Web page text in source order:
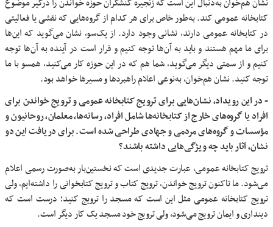
کتابخانه عمومی کند. به‌طور خاص برای هر کدام از گروه‌هایی که نقشی یا فعالیتی
در کتابخانه عمومی دارند، نشانی وجود دارد. از یک‌سو، نشان می‌گوید که این‌ها
برای ما مهم هستند و باید به آن‌ها توجه کنیم و قرار است در آینده به آن‌ها توجه
کنیم و از سمتی دیگر می‌گوید، شما هم که در این حوزه کار می‌کنید، همسو با ما
توجه کنید. نشان هم‌خوان، به‌نوعی اعلام راهبردها و مسیرها خواهد بود.
- در این رویداد، نشان‌هایی برای ترویج کتابخانه عمومی و ترویج خواندن برای
افراد یا گروه‌های خارج از کتابخانه‌ها شامل افراد، رسانه‌ها، معلمان، روحانیون و
مؤسسات و گروه‌های مردمی و جهادی طراحی شده است. برای دریافت این دو
نشان، آثار باید چه ویژگی‌هایی داشته باشند؟
ترویج کتابخانه عمومی، عبارت جدیدی است که نخستین‌بار به‌صورت رسمی اعلام
می‌شود. ما تاکنون ترویج خواندن، ترویج کتاب و ترویج کتابخوانی را داشته‌ایم، ولی
ترویج کتابخانه عمومی مثل این است که مسجد را ترویج کنید؛ درست است که
دینداری و ایمان ترویج می‌شود، ولی ترویج خود مسجد یک کار دیگر است.